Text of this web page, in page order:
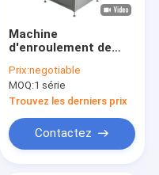
Machine
d'enroulement de
entièrement
automatique et
décapage de peinture
au laser
Prix:negotiable
MOQ:1 série
Trouvez les derniers prix
Contactez